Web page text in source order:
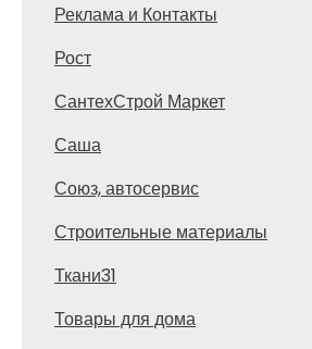
Реклама и Контакты
Рост
СантехСтрой Маркет
Саша
Союз, автосервис
Строительные материалы
Ткани31
Товары для дома